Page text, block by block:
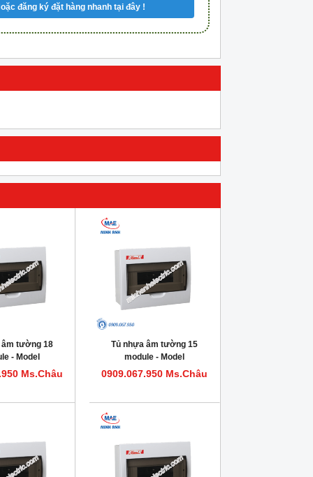
đăng ký đặt hàng nhanh tại đây !
âm tường 18
- Model
Ms.Châu
Tủ nhựa âm tường 15
module - Model
HDPZ50PR15IP30F
0909.067.950 Ms.Châu